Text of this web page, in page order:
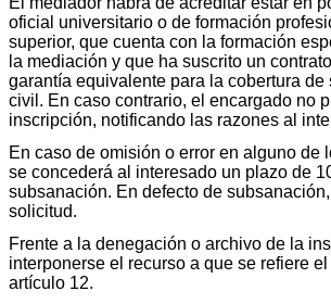
oficial universitario o de formación
superior, que cuenta con la formación
la mediación y que ha suscrito un
garantía equivalente para la cobertura de
civil. En caso contrario, el encargado no
inscripción, notificando las razones al
En caso de omisión o error en alguno de
se concederá al interesado un plazo de
subsanación. En defecto de
solicitud.
Frente a la denegación o archivo de la
interponerse el recurso a que se refiere el
artículo 12.